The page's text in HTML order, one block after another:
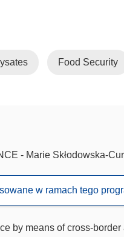
Food Security
- Marie Skłodowska-
w ramach tego
by means of cross-